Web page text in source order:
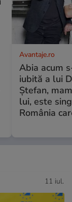
Avantaje.ro
Abia acum
iubită a lui
Ștefan,
lui, este
România
11 iul.